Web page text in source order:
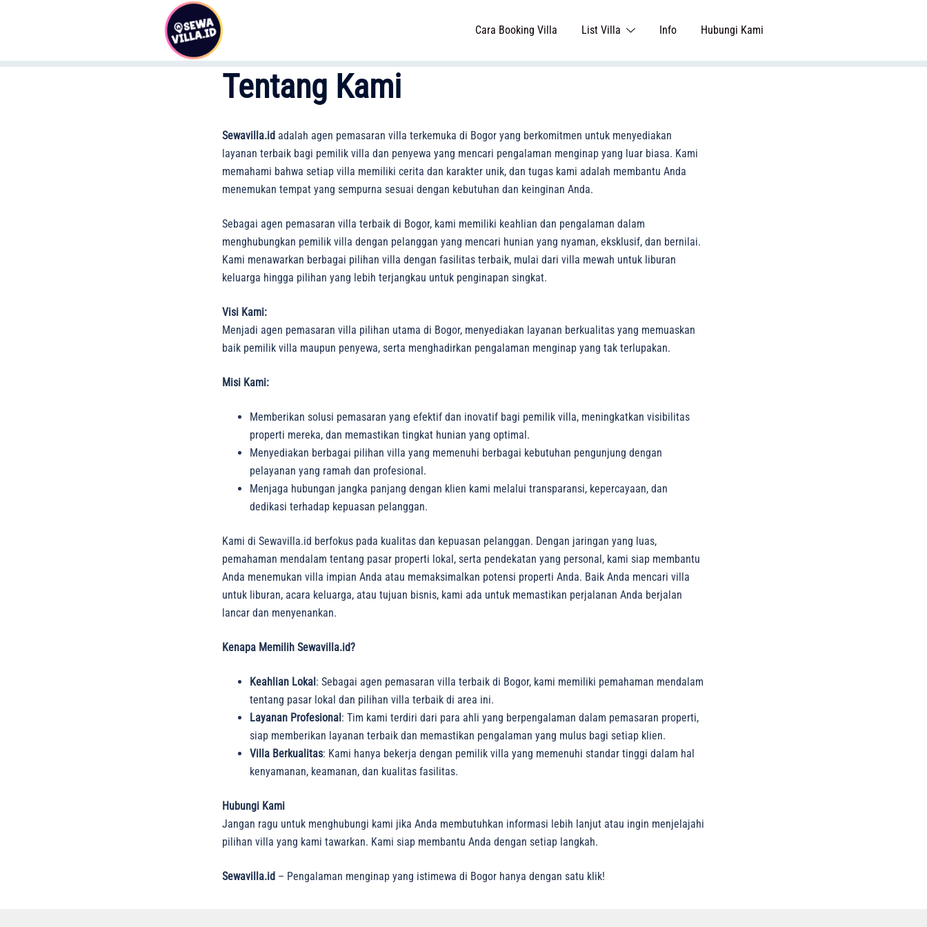
Cara Booking Villa List Villa Info Hubungi Kami
Tentang Kami
Sewavilla.id adalah agen pemasaran villa terkemuka di Bogor yang berkomitmen untuk menyediakan
layanan terbaik bagi pemilik villa dan penyewa yang mencari pengalaman menginap yang luar biasa. Kami
memahami bahwa setiap villa memiliki cerita dan karakter unik, dan tugas kami adalah membantu Anda
menemukan tempat yang sempurna sesuai dengan kebutuhan dan keinginan Anda.
Sebagai agen pemasaran villa terbaik di Bogor, kami memiliki keahlian dan pengalaman dalam
menghubungkan pemilik villa dengan pelanggan yang mencari hunian yang nyaman, eksklusif, dan bernilai.
Kami menawarkan berbagai pilihan villa dengan fasilitas terbaik, mulai dari villa mewah untuk liburan
keluarga hingga pilihan yang lebih terjangkau untuk penginapan singkat.
Visi Kami:
Menjadi agen pemasaran villa pilihan utama di Bogor, menyediakan layanan berkualitas yang memuaskan
baik pemilik villa maupun penyewa, serta menghadirkan pengalaman menginap yang tak terlupakan.
Misi Kami:
Memberikan solusi pemasaran yang efektif dan inovatif bagi pemilik villa, meningkatkan visibilitas
properti mereka, dan memastikan tingkat hunian yang optimal.
Menyediakan berbagai pilihan villa yang memenuhi berbagai kebutuhan pengunjung dengan
pelayanan yang ramah dan profesional.
Menjaga hubungan jangka panjang dengan klien kami melalui transparansi, kepercayaan, dan
dedikasi terhadap kepuasan pelanggan.
Kami di Sewavilla.id berfokus pada kualitas dan kepuasan pelanggan. Dengan jaringan yang luas,
pemahaman mendalam tentang pasar properti lokal, serta pendekatan yang personal, kami siap membantu
Anda menemukan villa impian Anda atau memaksimalkan potensi properti Anda. Baik Anda mencari villa
untuk liburan, acara keluarga, atau tujuan bisnis, kami ada untuk memastikan perjalanan Anda berjalan
lancar dan menyenankan.
Kenapa Memilih Sewavilla.id?
Keahlian Lokal: Sebagai agen pemasaran villa terbaik di Bogor, kami memiliki pemahaman mendalam
tentang pasar lokal dan pilihan villa terbaik di area ini.
Layanan Profesional: Tim kami terdiri dari para ahli yang berpengalaman dalam pemasaran properti,
siap memberikan layanan terbaik dan memastikan pengalaman yang mulus bagi setiap klien.
Villa Berkualitas: Kami hanya bekerja dengan pemilik villa yang memenuhi standar tinggi dalam hal
kenyamanan, keamanan, dan kualitas fasilitas.
Hubungi Kami
Jangan ragu untuk menghubungi kami jika Anda membutuhkan informasi lebih lanjut atau ingin menjelajahi
pilihan villa yang kami tawarkan. Kami siap membantu Anda dengan setiap langkah.
Sewavilla.id – Pengalaman menginap yang istimewa di Bogor hanya dengan satu klik!